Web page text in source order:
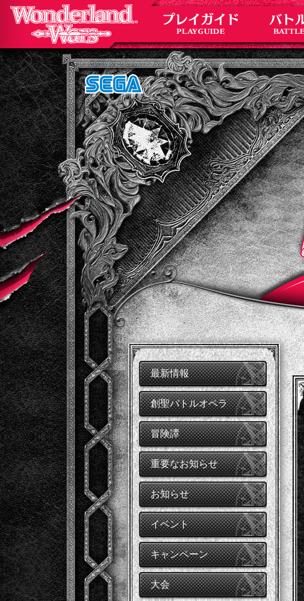
最新情報
創聖バトルオペラ
冒険譚
重要なお知らせ
お知らせ
イベント
キャンペーン
大会